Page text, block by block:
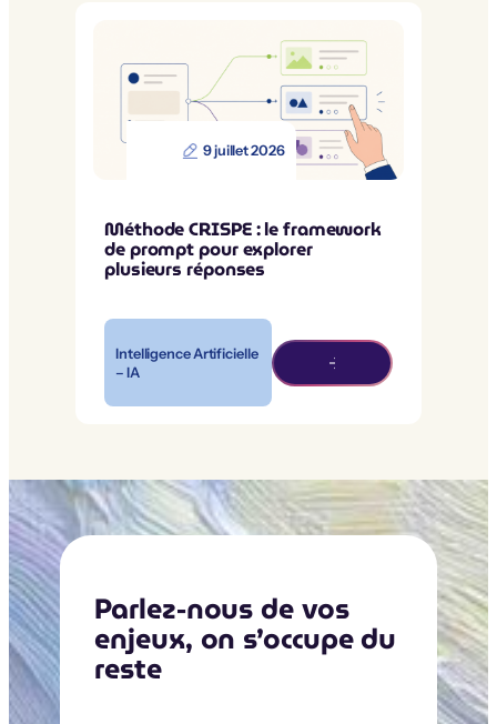
9 juillet 2026
Méthode CRISPE : le framework
de prompt pour explorer
plusieurs réponses
Intelligence Artificielle
– IA
Parlez-nous de vos
enjeux, on s’occupe du
reste